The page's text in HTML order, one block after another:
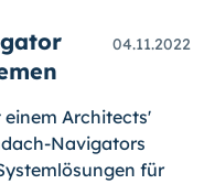
04.11.2022
Architects'
Navigators
für